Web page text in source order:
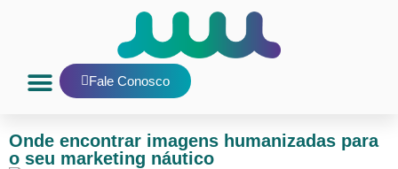
Fale Conosco
Onde encontrar imagens humanizadas para
o seu marketing náutico